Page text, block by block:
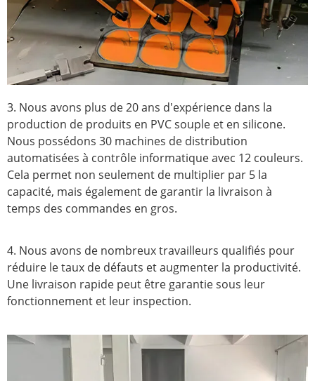
3. Nous avons plus de 20 ans d'expérience dans la
production de produits en PVC souple et en silicone.
Nous possédons 30 machines de distribution
automatisées à contrôle informatique avec 12 couleurs.
Cela permet non seulement de multiplier par 5 la
capacité, mais également de garantir la livraison à
temps des commandes en gros.
4. Nous avons de nombreux travailleurs qualifiés pour
réduire le taux de défauts et augmenter la productivité.
Une livraison rapide peut être garantie sous leur
fonctionnement et leur inspection.